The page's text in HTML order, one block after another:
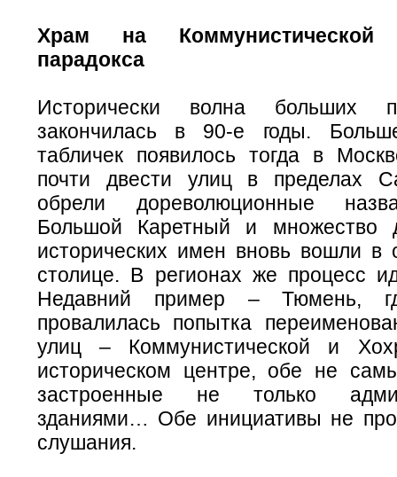
Храм на
парадокса
Исторически волна больших
закончилась в 90-е годы.
табличек появилось тогда в
почти двести улиц в пределах
обрели дореволюционные
Большой Каретный и множество
исторических имен вновь вошли в
столице. В регионах же процесс
Недавний пример – Тюмень,
провалилась попытка
улиц – Коммунистической и
историческом центре, обе не
застроенные не только
зданиями… Обе инициативы не
слушания.